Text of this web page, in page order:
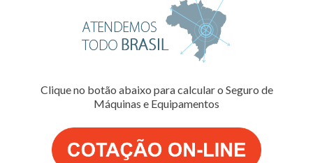
Clique no botão abaixo para calcular o Seguro de
Máquinas e Equipamentos